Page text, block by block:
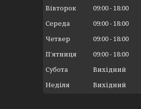
Вівторок
09:00 18:00
Середа
09:00 18:00
Четвер
09:00 18:00
Пʼятниця
09:00 18:00
Субота
Вихідний
Неділя
Вихідний